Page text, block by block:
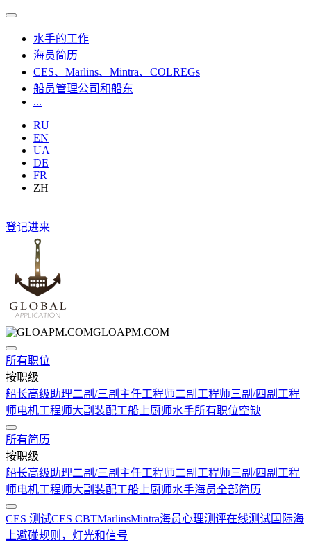
水手的工作
海员简历
CES、Marlins、Mintra、COLREGs
船员管理公司和船东
...
RU
EN
UA
DE
FR
ZH
登记进来
GLOAPM.COM
所有职位
按职级
船长高级助理二副/三副 主任工程师二副工程师三副/四副工程
师电机工程师大副 装配工船上厨师水手所有职位空缺
所有简历
按职级
船长高级助理二副/三副 主任工程师二副工程师三副/四副工程
师电机工程师大副 装配工船上厨师水手海员全部简历
CES 测试CES CBTMarlinsMintra海员心理测评在线测试国际海
上避碰规则，灯光和信号